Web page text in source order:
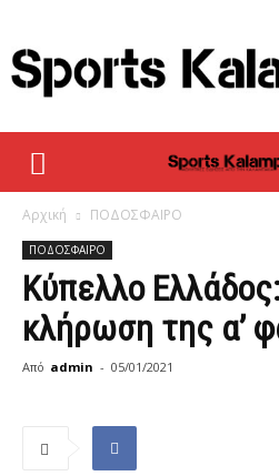
sportskalampaka
Αρχική ΠΟΔΟΣΦΑΙΡΟ
ΠΟΔΟΣΦΑΙΡΟ
Κύπελλο
κλήρωση της α’
Από admin - 05/01/2021